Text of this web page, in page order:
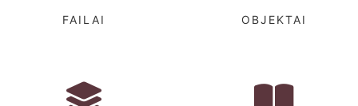
FAILAI OBJEKTAI